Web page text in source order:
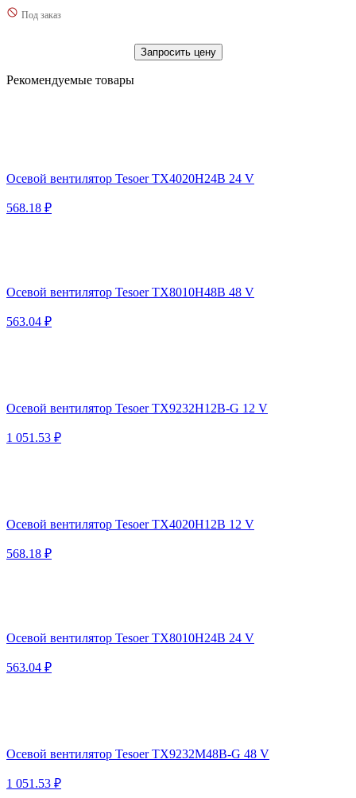
Под заказ
Запросить цену
Рекомендуемые товары
Осевой вентилятор Tesoer TX4020H24B 24 V
568.18 ₽
Осевой вентилятор Tesoer TX8010H48B 48 V
563.04 ₽
Осевой вентилятор Tesoer TX9232H12B-G 12 V
1 051.53 ₽
Осевой вентилятор Tesoer TX4020H12B 12 V
568.18 ₽
Осевой вентилятор Tesoer TX8010H24B 24 V
563.04 ₽
Осевой вентилятор Tesoer TX9232M48B-G 48 V
1 051.53 ₽